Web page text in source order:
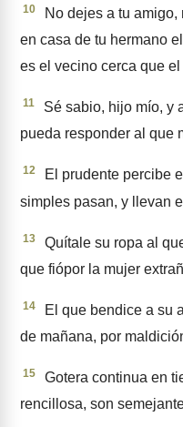
10
No dejes a tu
en casa de tu hermano
es el vecino cerca que
11
Sé sabio, hijo mío, y
pueda responder al que
12
El prudente percibe
simples pasan, y llevan
13
Quítale su ropa al
que fiópor la mujer
14
El que bendice a su
de maña­na, por
15
Gotera continua en
rencillosa, son